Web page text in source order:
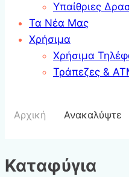
Υπαίθριες
Τα Νέα Μας
Χρήσιμα
Χρήσιμα
Τράπεζες &
Αρχική Ανακαλύψτε
Καταφύγια